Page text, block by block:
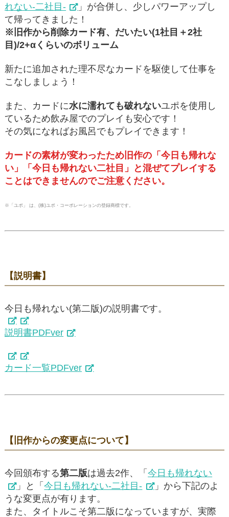
れない-二社目-
」が合併し、少しパワーアップし
て帰ってきました！
※旧作から削除カード有、だいたい(1社目＋2社
目)/2+αくらいのボリューム
新たに追加された理不尽なカードを駆使して仕事を
こなしましょう！
また、カードに水に濡れても破れないユポを使用し
ているため飲み屋でのプレイも安心です！
その気になればお風呂でもプレイできます！
カードの素材が変わったため旧作の「今日も帰れな
い」「今日も帰れない二社目」と混ぜてプレイする
ことはできませんのでご注意ください。
※「ユポ」 は、(株)ユポ・コーポレーションの登録商標です。
【説明書】
今日も帰れない(第二版)の説明書です。
説明書PDFver
カード一覧PDFver
【旧作からの変更点について】
今回頒布する第二版は過去2作、「今日も帰れない
」と「今日も帰れない-二社目-
」から下記のよ
うな変更点が有ります。
また、タイトルこそ第二版になっていますが、実際